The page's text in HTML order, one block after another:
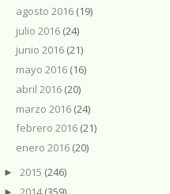
agosto 2016 (19)
julio 2016 (24)
junio 2016 (21)
mayo 2016 (16)
abril 2016 (20)
marzo 2016 (24)
febrero 2016 (21)
enero 2016 (20)
► 2015 (246)